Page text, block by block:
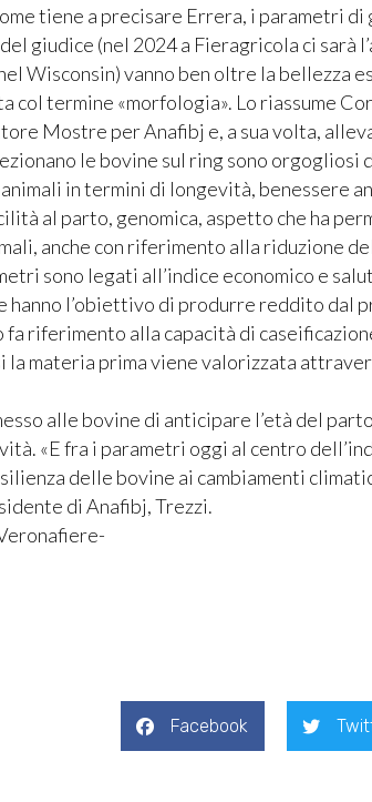
tiene a precisare Errera, i parametri di
giudice (nel 2024 a Fieragricola ci sarà
Wisconsin) vanno ben oltre la bellezza
col termine «morfologia». Lo riassume
Mostre per Anafibj e, a sua volta,
le bovine sul ring sono orgogliosi
in termini di longevità, benessere
al parto, genomica, aspetto che ha
anche con riferimento alla riduzione
sono legati all’indice economico e
hanno l’obiettivo di produrre reddito dal
riferimento alla capacità di
la materia prima viene valorizzata
alle bovine di anticipare l’età del
«E fra i parametri oggi al centro
delle bovine ai cambiamenti
di Anafibj, Trezzi.
Facebook